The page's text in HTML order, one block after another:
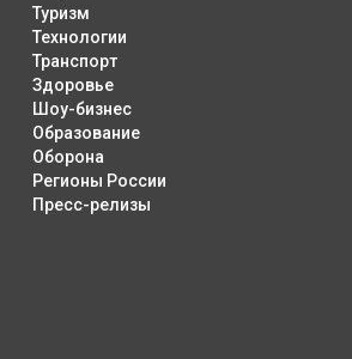
Туризм
Технологии
Транспорт
Здоровье
Шоу-бизнес
Образование
Оборона
Регионы России
Пресс-релизы